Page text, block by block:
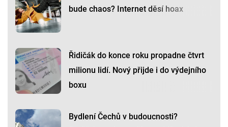
bude chaos? Internet děsí hoax
Řidičák do konce roku propadne čtvrt
milionu lidí. Nový přijde i do výdejního
boxu
Bydlení Čechů v budoucnosti?